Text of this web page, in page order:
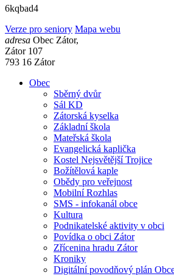
6kqbad4
Verze pro seniory Mapa webu
adresa Obec Zátor,
Zátor 107
793 16 Zátor
Obec
Sběrný dvůr
Sál KD
Zátorská kyselka
Základní škola
Mateřská škola
Evangelická kaplička
Kostel Nejsvětější Trojice
Božítělová kaple
Obědy pro veřejnost
Mobilní Rozhlas
SMS - infokanál obce
Kultura
Podnikatelské aktivity v obci
Povídka o obci Zátor
Zřícenina hradu Zátor
Kroniky
Digitální povodňový plán